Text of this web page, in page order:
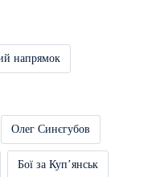
напрямок
Олег Синєгубов
Бої за Купʼянськ